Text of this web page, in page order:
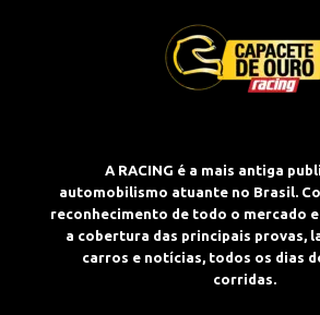
A RACING é a mais antiga
automobilismo atuante no Brasil.
reconhecimento de todo o mercado
a cobertura das principais provas,
carros e notícias, todos os dias
corridas.